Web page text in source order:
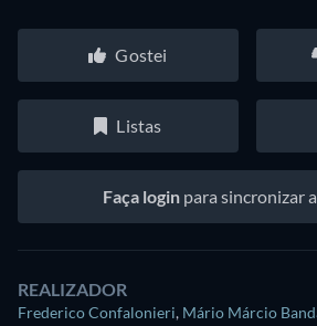
Gostei
Listas
Faça loginpara sincronizar
REALIZADOR
Frederico Confalonieri, Mário Márcio